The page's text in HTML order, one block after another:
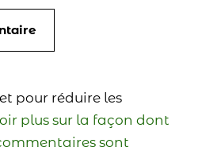
pour réduire les
plus sur la façon dont
sont